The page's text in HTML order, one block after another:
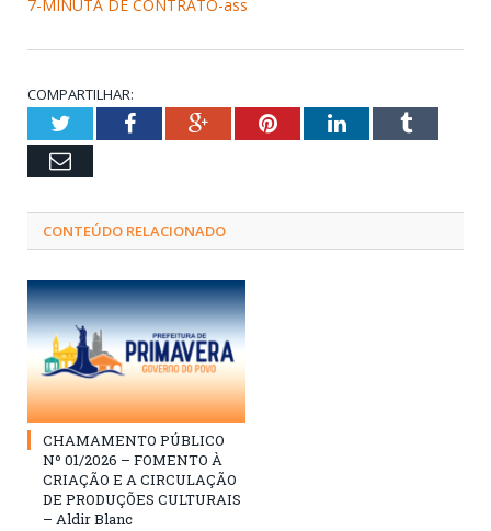
7-MINUTA DE CONTRATO-ass
COMPARTILHAR:
TwitterFacebookGoogle+PinterestLinkedInTumblr
Email
CONTEÚDO RELACIONADO
CHAMAMENTO PÚBLICO
Nº 01/2026 – FOMENTO À
CRIAÇÃO E A CIRCULAÇÃO
DE PRODUÇÕES CULTURAIS
– Aldir Blanc